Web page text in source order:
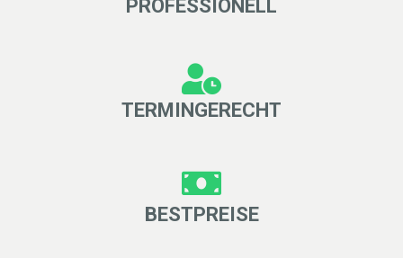
PROFESSIONELL
TERMINGERECHT
BESTPREISE